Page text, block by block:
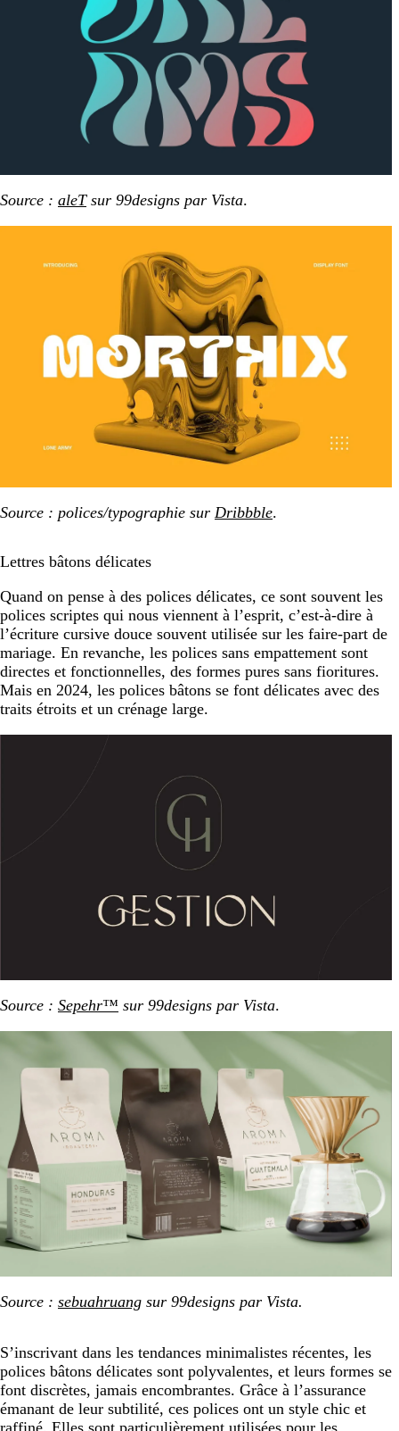
Source : aleTsur 99designs par Vista.
Source : polices/typographie sur Dribbble.
Lettres bâtons délicates
Quand on pense à des polices délicates, ce sont souvent les
polices scriptes qui nous viennent à l’esprit, c’est-à-dire à
l’écriture cursive douce souvent utilisée sur les faire-part de
mariage. En revanche, les polices sans empattement sont
directes et fonctionnelles, des formes pures sans fioritures.
Mais en 2024, les polices bâtons se font délicates avec des
traits étroits et un crénage large.
Source : Sepehr™ sur 99designs par Vista.
Source : sebuahruang sur 99designs par Vista.
S’inscrivant dans les tendances minimalistes récentes, les
polices bâtons délicates sont polyvalentes, et leurs formes se
font discrètes, jamais encombrantes. Grâce à l’assurance
émanant de leur subtilité, ces polices ont un style chic et
raffiné. Elles sont particulièrement utilisées pour les